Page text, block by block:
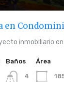
en
inmobiliario
Baños
4
Área